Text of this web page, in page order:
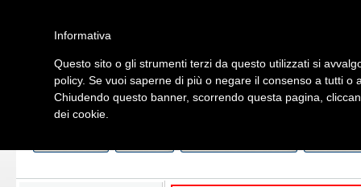
Home Listino Marchi Dati Cliente Servizi Company
Hardware Software Fotografia Telefonia Audio Video
Informativa
Questo sito o gli strumenti terzi da questo utilizzati si
policy. Se vuoi saperne di più o negare il consenso a tutti o
Chiudendo questo banner, scorrendo questa pagina,
dei cookie.